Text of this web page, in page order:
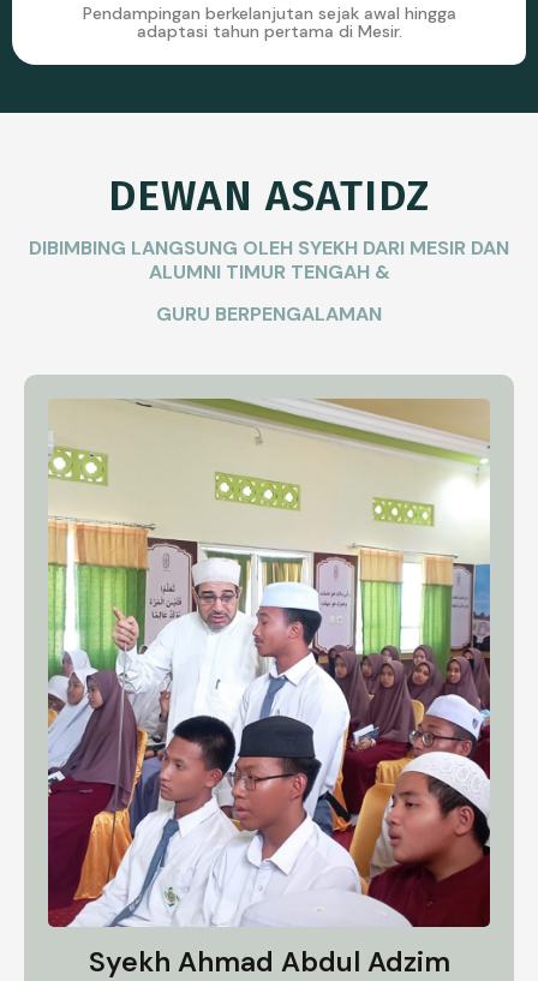
Pendampingan berkelanjutan sejak awal hingga
adaptasi tahun pertama di Mesir.
DEWAN ASATIDZ
DIBIMBING LANGSUNG OLEH SYEKH DARI MESIR DAN
ALUMNI TIMUR TENGAH &
GURU BERPENGALAMAN
Syekh Ahmad Abdul Adzim